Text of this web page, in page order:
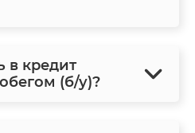
в кредит
(б/у)?